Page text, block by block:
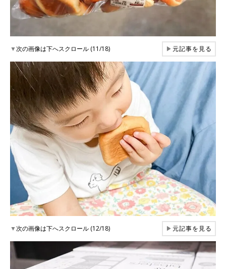
▼次の画像は下へスクロール (11/18) ▶元記事を見る
▼次の画像は下へスクロール (12/18) ▶元記事を見る